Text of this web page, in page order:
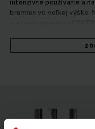
intenzívne používanie a
bremien vo veľkej výške.
positionCONTROL zase
tovaru. Vďaka
nenáročných na údržbu
vozíkov výrazne nízka.